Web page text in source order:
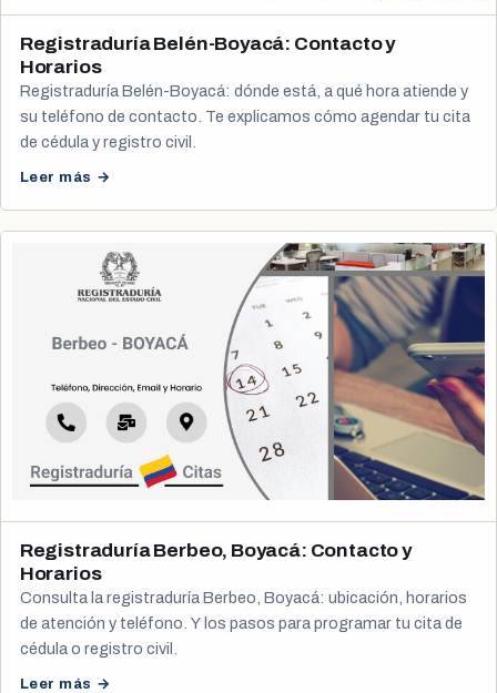
Registraduría Belén-Boyacá: Contacto y
Horarios
Registraduría Belén-Boyacá: dónde está, a qué hora atiende y
su teléfono de contacto. Te explicamos cómo agendar tu cita
de cédula y registro civil.
Leer más →
Registraduría Berbeo, Boyacá: Contacto y
Horarios
Consulta la registraduría Berbeo, Boyacá: ubicación, horarios
de atención y teléfono. Y los pasos para programar tu cita de
cédula o registro civil.
Leer más →